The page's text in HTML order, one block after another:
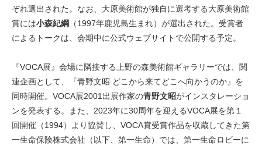
ぞれ選出された。なお、大原美術館が独自に選考する大原美術館
賞には小森紀綱 （1997年鹿児島生まれ）が選出された。受賞者
によるトークは、会期中に公式ウェブサイトで公開する予定。
『VOCA展』会場に隣接する上野の森美術館ギャラリーでは、関
連企画として、『青野文昭 どこから来てどこへ向かうのか』を
同時開催。VOCA展2001出展作家の青野文昭がインスタレーショ
ンを発表する。また、2023年に30周年を迎えるVOCA展を第１
回開催（1994）より協賛し、VOCA賞受賞作品を収蔵してきた第
一生命保険株式会社（以下、第一生命）では、第一生命ロビーに